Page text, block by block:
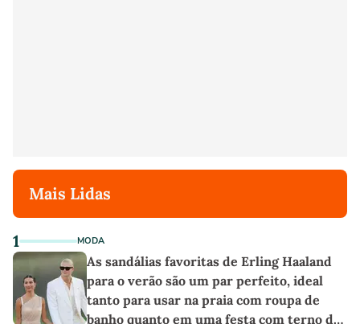
Mais Lidas
1 MODA
As sandálias favoritas de Erling Haaland
para o verão são um par perfeito, ideal
tanto para usar na praia com roupa de
banho quanto em uma festa com terno de